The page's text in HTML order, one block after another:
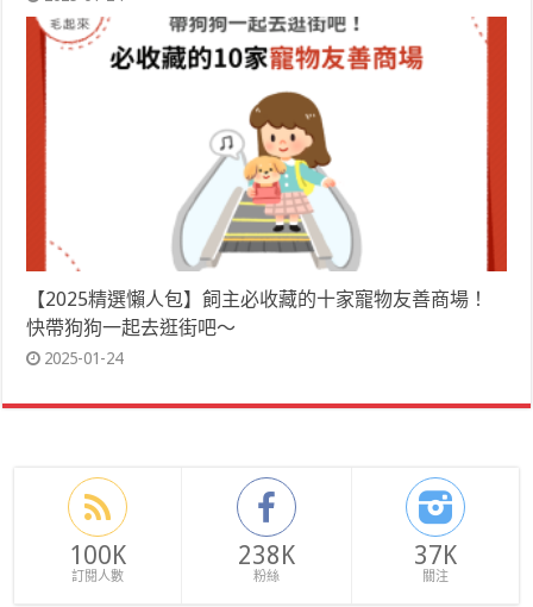
【2025精選懶人包】飼主必收藏的十家寵物友善商場！
快帶狗狗一起去逛街吧～
2025-01-24
100K
訂閱人數
238K
粉絲
37K
關注